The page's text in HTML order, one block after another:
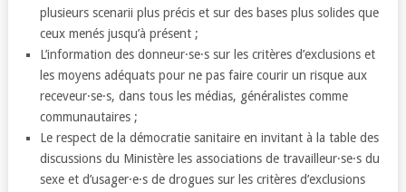
plusieurs scenarii plus précis et sur des bases plus solides que
ceux menés jusqu’à présent ;
L’information des donneur·se·s sur les critères d’exclusions et
les moyens adéquats pour ne pas faire courir un risque aux
receveur·se·s, dans tous les médias, généralistes comme
communautaires ;
Le respect de la démocratie sanitaire en invitant à la table des
discussions du Ministère les associations de travailleur·se·s du
sexe et d’usager·e·s de drogues sur les critères d’exclusions